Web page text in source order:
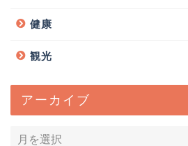
健康
観光
アーカイブ